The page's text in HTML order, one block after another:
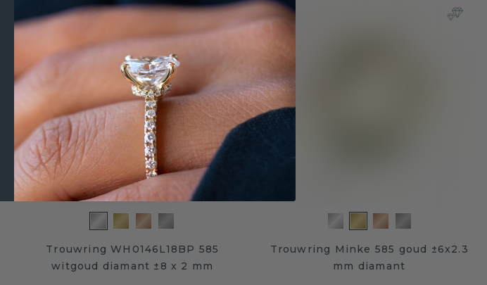
Trouwring WH0146L18BP 585
witgoud diamant ±8 x 2 mm
Trouwring Minke 585 goud ±6x2.3
mm diamant